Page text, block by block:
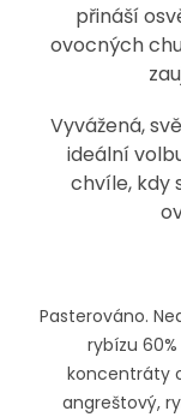
přináší
ovocných
Vyvážená,
ideální
chvíle, kdy
Pasterováno.
rybízu
koncentráty
angreštový,